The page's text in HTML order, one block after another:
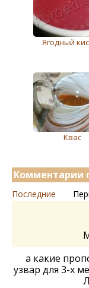
Ягодный
Квас
Комментарии
Последние
а какие
узвар для 3-х